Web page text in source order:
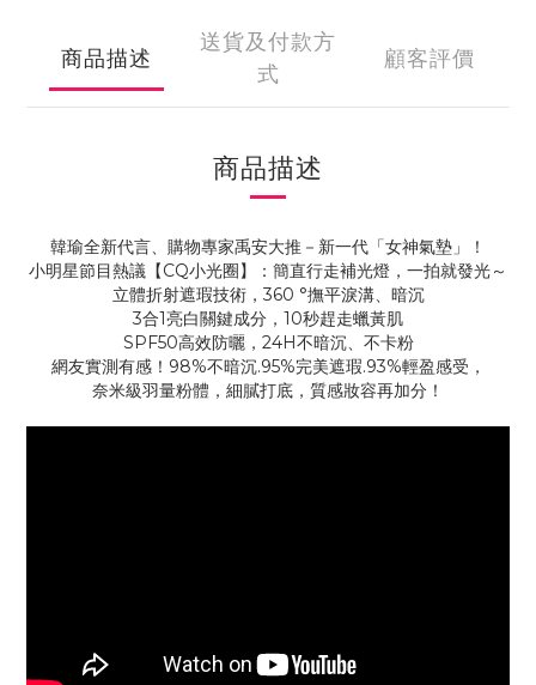
商品描述
送貨及付款方
式
顧客評價
商品描述
韓瑜全新代言、購物專家禹安大推－新一代「女神氣墊」！
小明星節目熱議【CQ小光圈】：簡直行走補光燈，一拍就發光～
立體折射遮瑕技術，360 °撫平淚溝、暗沉
3合1亮白關鍵成分，10秒趕走蠟黃肌
SPF50高效防曬，24H不暗沉、不卡粉
網友實測有感！98%不暗沉.95%完美遮瑕.93%輕盈感受，
奈米級羽量粉體，細膩打底，質感妝容再加分！